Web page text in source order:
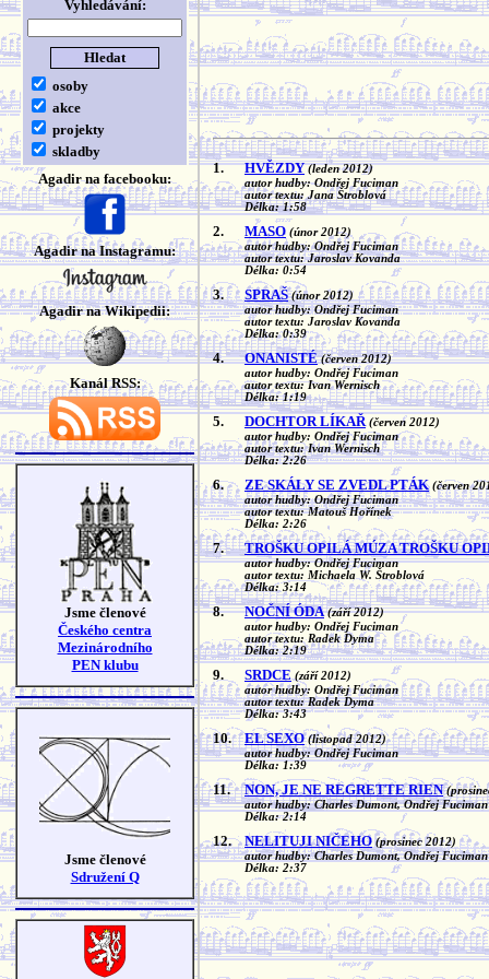
Vyhledávání:
osoby
akce
projekty
skladby
Agadir na facebooku:
Agadir na Instagramu:
Agadir na Wikipedii:
Kanál RSS:
Jsme členové
Českého centra
Mezinárodního
PEN klubu
Jsme členové
Sdružení Q
1. HVĚZDY (leden 2012)
autor hudby: Ondřej Fuciman
autor textu: Jana Štroblová
Délka: 1:58
2. MASO (únor 2012)
autor hudby: Ondřej Fuciman
autor textu: Jaroslav Kovanda
Délka: 0:54
3. SPRAŠ (únor 2012)
autor hudby: Ondřej Fuciman
autor textu: Jaroslav Kovanda
Délka: 0:39
4. ONANISTÉ (červen 2012)
autor hudby: Ondřej Fuciman
autor textu: Ivan Wernisch
Délka: 1:19
5. DOCHTOR LÍKAŘ (červen 2012)
autor hudby: Ondřej Fuciman
autor textu: Ivan Wernisch
Délka: 2:26
6. ZE SKÁLY SE ZVEDL PTÁK (červen
autor hudby: Ondřej Fuciman
autor textu: Matouš Hořínek
Délka: 2:26
7. TROŠKU OPILÁ MÚZA TROŠKU
autor hudby: Ondřej Fuciman
autor textu: Michaela W. Štroblová
Délka: 3:14
8. NOČNÍ ÓDA (září 2012)
autor hudby: Ondřej Fuciman
autor textu: Radek Dyma
Délka: 2:19
9. SRDCE (září 2012)
autor hudby: Ondřej Fuciman
autor textu: Radek Dyma
Délka: 3:43
10. EL SEXO (listopad 2012)
autor hudby: Ondřej Fuciman
Délka: 1:39
11. NON, JE NE REGRETTE RIEN
autor hudby: Charles Dumont, Ondřej Fuciman
Délka: 2:14
12. NELITUJI NIČEHO (prosinec 2012)
autor hudby: Charles Dumont, Ondřej Fuciman
Délka: 2:37